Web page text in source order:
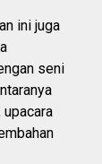
ini juga
seni
upacara